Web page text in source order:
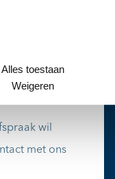
Alles toestaan
Weigeren
wil
met ons